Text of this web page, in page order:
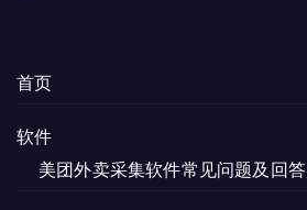
首页
软件
美团外卖采集软件常见问题及回答